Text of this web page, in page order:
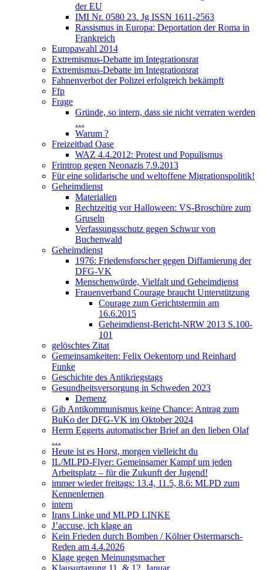
der EU
IMI Nr. 0580 23. Jg ISSN 1611-2563
Rassismus in Europa: Deportation der Roma in
Frankreich
Europawahl 2014
Extremismus-Debatte im Integrationsrat
Extremismus-Debatte im Integrationsrat
Fahnenverbot der Polizei erfolgreich bekämpft
Ffp
Frage
Gründe, so intern, dass sie nicht verraten werden
…
Warum ?
Freizeitbad Oase
WAZ 4.4.2012: Protest und Populismus
Frintrop gegen Neonazis 7.9.2013
Für eine solidarische und weltoffene Migrationspolitik!
Geheimdienst
Materialien
Rechtzeitig vor Halloween: VS-Broschüre zum
Gruseln
Verfassungsschutz gegen Schwur von
Buchenwald
Geheimdienst
1976: Friedensforscher gegen Diffamierung der
DFG-VK
Menschenwürde, Vielfalt und Geheimdienst
Frauenverband Courage braucht Unterstützung
Courage zum Gerichtstermin am
16.6.2015
Geheimdienst-Bericht-NRW 2013 S.100-
101
gelöschtes Zitat
Gemeinsamkeiten: Felix Oekentorp und Reinhard
Funke
Geschichte des Antikriegstags
Gesundheitsversorgung in Schweden 2023
Demenz
Gib Antikommunismus keine Chance: Antrag zum
BuKo der DFG-VK im Oktober 2024
Herrn Eggerts automatischer Brief an den lieben Olaf
…
Heute ist es Horst, morgen vielleicht du
IL/MLPD-Flyer: Gemeinsamer Kampf um jeden
Arbeitsplatz – für die Zukunft der Jugend!
immer wieder freitags: 13.4, 11.5, 8.6: MLPD zum
Kennenlernen
intern
Irans Linke und MLPD LINKE
J’accuse, ich klage an
Kein Frieden durch Bomben / Kölner Ostermarsch-
Reden am 4.4.2026
Klage gegen Meinungsmacher
Klausurtagung 11. & 12. Januar